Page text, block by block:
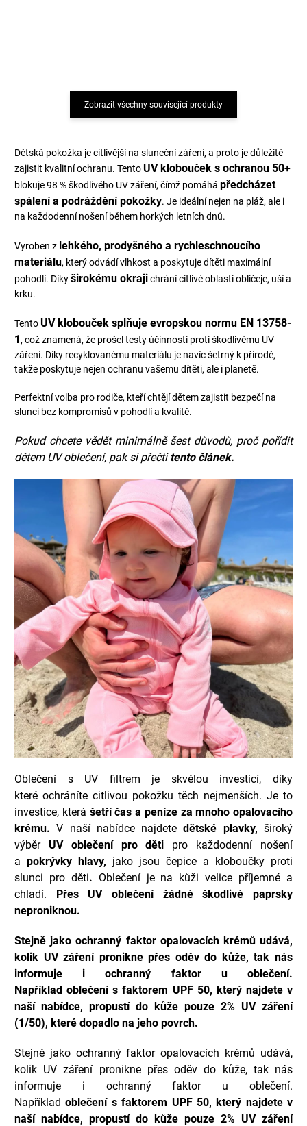
Zobrazit všechny související produkty
Dětská pokožka je citlivější na sluneční záření, a proto je důležité
zajistit kvalitní ochranu. TentoUV klobouček s ochranou 50+
blokuje 98 % škodlivého UV záření, čímž pomáhá předcházet
spálení a podráždění pokožky. Je ideální nejen na pláž, ale i
na každodenní nošení během horkých letních dnů.
Vyroben z lehkého, prodyšného a rychleschnoucího
materiálu, který odvádí vlhkost a poskytuje dítěti maximální
pohodlí. Díkyširokému okrajichrání citlivé oblasti obličeje, uší a
krku.
TentoUV klobouček splňuje evropskou normu EN 13758-
1, což znamená, že prošel testy účinnosti proti škodlivému UV
záření. Díky recyklovanému materiálu je navíc šetrný k přírodě,
takže poskytuje nejen ochranu vašemu dítěti, ale i planetě.
Perfektní volba pro rodiče, kteří chtějí dětem zajistit bezpečí na
slunci bez kompromisů v pohodlí a kvalitě.
Pokud chcete vědět minimálně šest důvodů, proč pořídit
dětem UV oblečení, pak si přečtitento článek.
Oblečení s UV filtrem je skvělou investicí, díky
které ochráníte citlivou pokožku těch nejmenších. Je to
investice, která šetří čas a peníze za mnoho opalovacího
krému.V naší nabídce najdetedětské plavky,široký
výběrUV oblečení pro děti pro každodenní nošení
a pokrývky hlavy, jako jsou čepice a kloboučky proti
slunci pro děti. Oblečení je na kůži velice příjemné a
chladí. Přes UV oblečení žádné škodlivé paprsky
neproniknou.
Stejně jako ochranný faktor opalovacích krémů udává,
kolik UV záření pronikne přes oděv do kůže, tak nás
informuje i ochranný faktor u oblečení.
Například oblečení s faktorem UPF 50, který najdete v
naší nabídce, propustí do kůže pouze 2% UV záření
(1/50), které dopadlo na jeho povrch.
Stejně jako ochranný faktor opalovacích krémů udává,
kolik UV záření pronikne přes oděv do kůže, tak nás
informuje i ochranný faktor u oblečení.
Například oblečení sfaktorem UPF 50, který najdete v
naší nabídce, propustí do kůže pouze 2% UV záření